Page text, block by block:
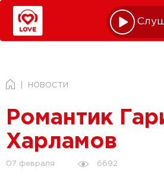
НОВОСТИ
Романтик
Харламов
07 февраля 6692